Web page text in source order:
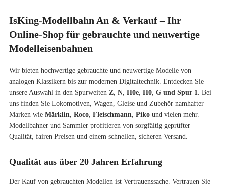
IsKing-Modellbahn An & Verkauf – Ihr
Online-Shop für gebrauchte und neuwertige
Modelleisenbahnen
Wir bieten hochwertige gebrauchte und neuwertige Modelle von
analogen Klassikern bis zur modernen Digitaltechnik. Entdecken Sie
unsere Auswahl in den Spurweiten Z, N, H0e, H0, G und Spur 1
. Bei
uns finden Sie Lokomotiven Wagen Gleise und Zubehör namhafter
Marken wie Märklin, Roco, Fleischmann, Piko und vielen mehr.
Modellbahner und Sammler profitieren von sorgfältig geprüfter
Qualität, fairen Preisen und einem schnellen, sicheren Versand.
Qualität aus über 20 Jahren Erfahrung
Der Kauf von gebrauchten Modellen ist Vertrauenssache. Vertrauen Sie